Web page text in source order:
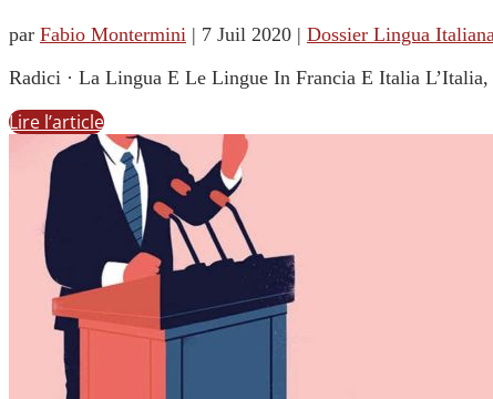
par Fabio Montermini | 7 Juil 2020 | Dossier Lingua
Radici · La Lingua E Le Lingue In Francia E Italia
Lire l’article